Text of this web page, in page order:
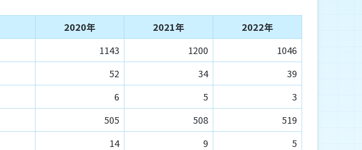
2020年 2021年
2022年
1143 1200
1046
52 34
39
6 5
3
505 508
519
14 9
5